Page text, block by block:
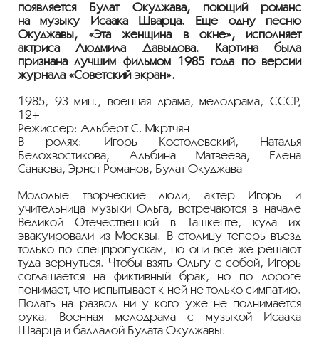
появляется Булат Окуджава, поющий романс
на музыку Исаака Шварца. Еще одну песню
Окуджавы, «Эта женщина в окне», исполняет
актриса Людмила Давыдова. Картина была
признана лучшим фильмом 1985 года по версии
журнала «Советский экран».
1985, 93 мин., военная драма, мелодрама, СССР,
12+
Режиссер: Альберт С. Мкртчян
В ролях: Игорь Костолевский, Наталья
Белохвостикова, Альбина Матвеева, Елена
Санаева, Эрнст Романов, Булат Окуджава
Молодые творческие люди, актер Игорь и
учительница музыки Ольга, встречаются в начале
Великой Отечественной в Ташкенте, куда их
эвакуировали из Москвы. В столицу теперь въезд
только по спецпропускам, но они все же решают
туда вернуться. Чтобы взять Ольгу с собой, Игорь
соглашается на фиктивный брак, но по дороге
понимает, что испытывает к ней не только симпатию.
Подать на развод ни у кого уже не поднимается
рука. Военная мелодрама с музыкой Исаака
Шварца и балладой Булата Окуджавы.